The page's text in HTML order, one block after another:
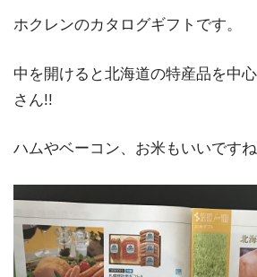
ホクレンのカタログギフトです。
中を開けると北海道の特産品を中
さん!!
ハムやベーコン、お米もいいです